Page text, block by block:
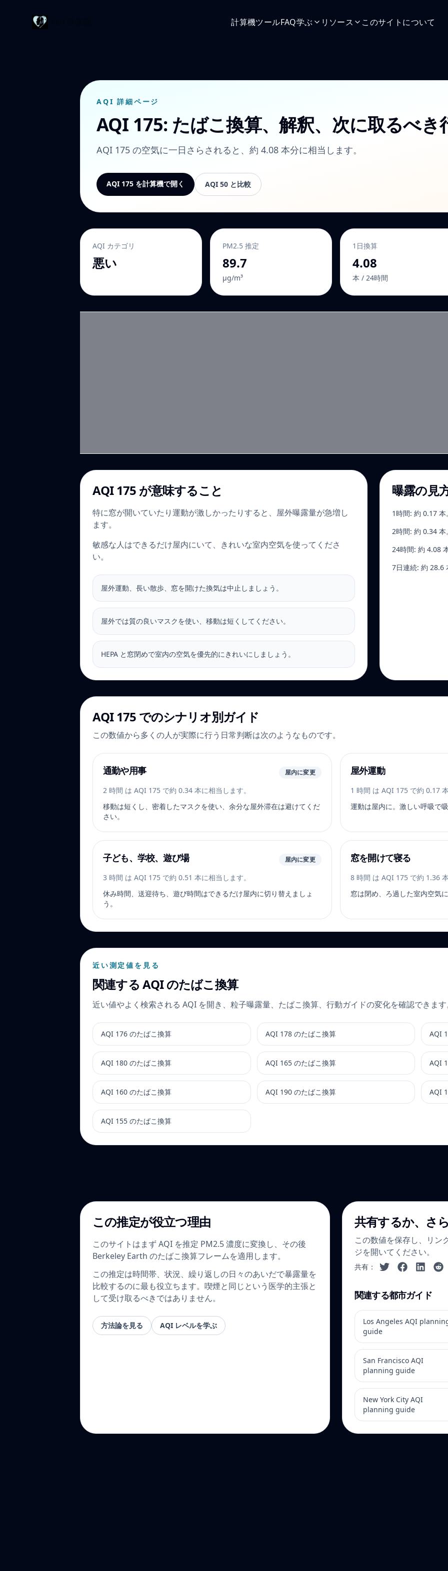
計算機ツールFAQ学ぶ リソース このサイトについて
AQI 詳細ページ
AQI 175: たばこ換算、解釈、次に取るべき
AQI 175 の空気に一日さらされると、約 4.08 本分に相当します。
AQI 175 を計算機で開く AQI 50 と比較
AQI カテゴリ
悪い
PM2.5 推定
89.7
µg/m³
1日換算
4.08
本 / 24時間
AQI 175 が意味すること
特に窓が開いていたり運動が激しかったりすると、屋外曝露量が急増し
ます。
敏感な人はできるだけ屋内にいて、きれいな室内空気を使ってくださ
い。
屋外運動、長い散歩、窓を開けた換気は中止しましょう。
屋外では質の良いマスクを使い、移動は短くしてください。
HEPA と窓閉めで室内の空気を優先的にきれいにしましょう。
曝露の見
1時間: 約 0.17 本。
2時間: 約 0.34 本。
24時間: 約 4.08 本
7日連続: 約 28.6
AQI 175 でのシナリオ別ガイド
この数値から多くの人が実際に行う日常判断は次のようなものです。
通勤や用事 屋内に変更
2 時間 は AQI 175 で約 0.34 本に相当します。
移動は短くし、密着したマスクを使い、余分な屋外滞在は避けてくだ
さい。
屋外運動
1 時間 は AQI 175 で約 0.17
運動は屋内に。激しい呼吸で
子ども、学校、遊び場 屋内に変更
3 時間 は AQI 175 で約 0.51 本に相当します。
休み時間、送迎待ち、遊び時間はできるだけ屋内に切り替えましょ
う。
窓を開けて寝る
8 時間 は AQI 175 で約 1.36
窓は閉め、ろ過した室内空気
近い測定値を見る
関連する AQI のたばこ換算
近い値やよく検索される AQI を開き、粒子曝露量、たばこ換算、行動ガイドの変化を確認できます
AQI 176 のたばこ換算 AQI 178 のたばこ換算 AQI
AQI 180 のたばこ換算 AQI 165 のたばこ換算 AQI
AQI 160 のたばこ換算 AQI 190 のたばこ換算 AQI
AQI 155 のたばこ換算
この推定が役立つ理由
このサイトはまず AQI を推定 PM2.5 濃度に変換し、その後
Berkeley Earth のたばこ換算フレームを適用します。
この推定は時間帯、状況、繰り返しの日々のあいだで暴露量を
比較するのに最も役立ちます。喫煙と同じという医学的主張と
して受け取るべきではありません。
方法論を見る AQI レベルを学ぶ
共有するか、さ
この数値を保存し、リン
ジを開いてください。
共有：
関連する都市ガイド
Los Angeles AQI
guide
San Francisco AQI
planning guide
New York City AQI
planning guide